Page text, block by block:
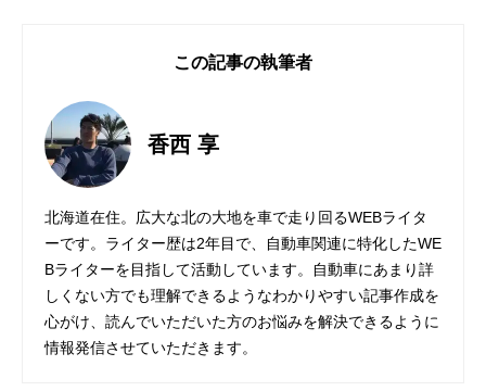
この記事の執筆者
香西 享
北海道在住。広大な北の大地を車で走り回るWEBライタ
ーです。ライター歴は2年目で、自動車関連に特化したWE
Bライターを目指して活動しています。自動車にあまり詳
しくない方でも理解できるようなわかりやすい記事作成を
心がけ、読んでいただいた方のお悩みを解決できるように
情報発信させていただきます。